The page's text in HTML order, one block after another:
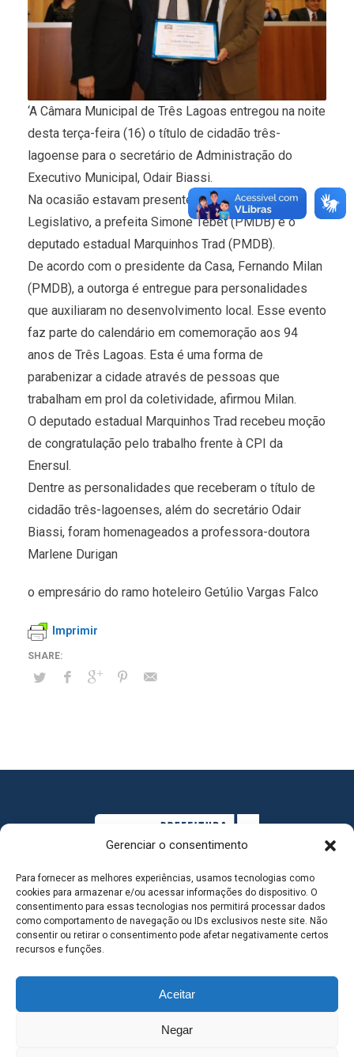
Gerenciar o consentimento
Para fornecer as melhores experiências, usamos tecnologias como
cookies para armazenar e/ou acessar informações do dispositivo. O
consentimento para essas tecnologias nos permitirá processar dados
como comportamento de navegação ou IDs exclusivos neste site. Não
consentir ou retirar o consentimento pode afetar negativamente certos
recursos e funções.
Aceitar
Negar
‘A Câmara Municipal de Três Lagoas entregou na noite
desta terça-feira (16) o título de cidadão três-
lagoense para o secretário de Administração do
Executivo Municipal, Odair Biassi.
Na ocasião estavam presentes todo o Plenário
Legislativo, a prefeita Simone Tebet (PMDB) e o
deputado estadual Marquinhos Trad (PMDB).
De acordo com o presidente da Casa, Fernando Milan
(PMDB), a outorga é entregue para personalidades
que auxiliaram no desenvolvimento local. Esse evento
faz parte do calendário em comemoração aos 94
anos de Três Lagoas. Esta é uma forma de
parabenizar a cidade através de pessoas que
trabalham em prol da coletividade, afirmou Milan.
O deputado estadual Marquinhos Trad recebeu moção
de congratulação pelo trabalho frente à CPI da
Enersul.
Dentre as personalidades que receberam o título de
cidadão três-lagoenses, além do secretário Odair
Biassi, foram homenageados a professora-doutora
Marlene Durigan
o empresário do ramo hoteleiro Getúlio Vargas Falco
Imprimir
MAPA DO SITE
SEDE DO ADMINISTRATIVO MUNICIPAL - Avenida